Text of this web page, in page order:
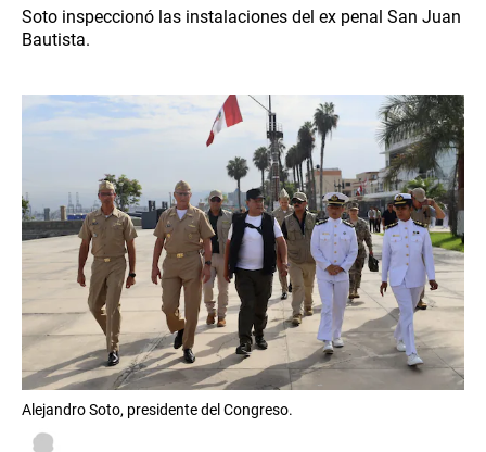
Soto inspeccionó las instalaciones del ex penal San Juan
Bautista.
Alejandro Soto, presidente del Congreso.